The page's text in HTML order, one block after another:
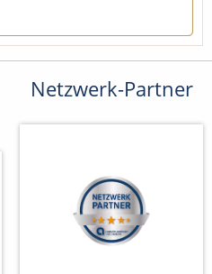
Netzwerk-Partner